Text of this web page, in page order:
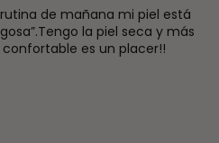
de mañana mi piel está
la piel seca y más
es un placer!!